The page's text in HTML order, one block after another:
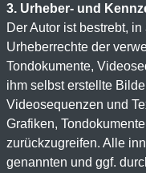
3. Urheber- und
Der Autor ist bestrebt,
Urheberrechte der
Tondokumente,
ihm selbst erstellte
Videosequenzen und
Grafiken,
zurückzugreifen. Alle
genannten und ggf.